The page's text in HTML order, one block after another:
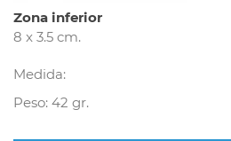
Zona inferior
8 x 3.5 cm.
Medida:
Peso: 42 gr.